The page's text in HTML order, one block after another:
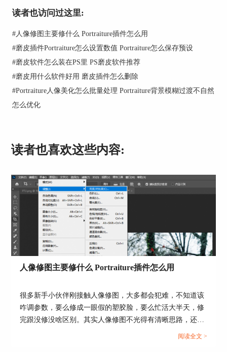
2、Topaz Photo 。这款主打AI智能修图，适合想快
强照片细节，能快速修复那些光线暗、拍模糊的照
片。不过它的短板也很明显，磨皮功能比较单一，
主要侧重整体画质优化，精准度比不上
Portraiture，而且操作门槛稍高，新手得花点时间
图2：Topaz Photo官网
3、Skylum Aperty。这款AI人像修图软件主打快速
修肖像，支持一键美颜、加妆容、调身形这些功
能，适合需要批量修图的场景，比如修婚礼照片、
间，适合快速出图。
读者也访问过这里:
#人像修图主要修什么 Portraiture插件怎么用
#磨皮插件Portraiture怎么设置数值 Portraiture怎么保存预设
#磨皮软件怎么装在PS里 PS磨皮软件推荐
#磨皮用什么软件好用 磨皮插件怎么删除
#Portraiture人像美化怎么批量处理 Portraiture背景模糊过渡不自然
怎么优化
读者也喜欢这些内容:
人像修图主要修什么 Portraiture插件怎么用
很多新手小伙伴刚接触人像修图，大多都会犯难，不知道该
咋调参数，要么修成一眼假的塑胶脸，要么忙活大半天，修
完跟没修没啥区别。其实人像修图不光得有清晰思路，还得
靠顺手的修图工具帮忙，比如专业磨皮插件 Portraiture，就
阅读全文 >